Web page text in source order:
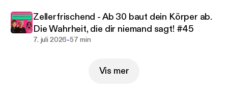
Gesundheitsexperten
• Ehrliche Einblicke in die Reise zu mehr Energie,
Freude und Lebensqualität✨ Zell Erfrischend ist
Langlebigkeit und Lebensfreude.📌 Jetzt
Zellerfrischend - Ab 30 baut dein Körper ab.
Die Wahrheit, die dir niemand sagt! #45
7. juli 2026-57 min
Vis mer